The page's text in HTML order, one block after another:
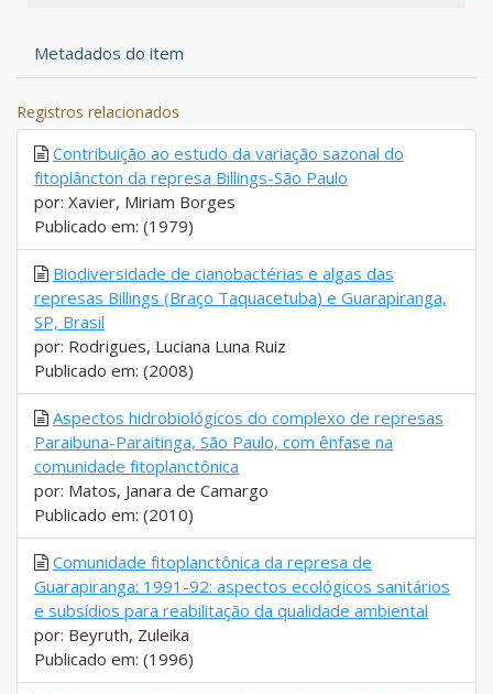
Metadados do item
Registros relacionados
Contribuição ao estudo da variação sazonal do
fitoplâncton da represa Billings-São Paulo
por: Xavier, Miriam Borges
Publicado em: (1979)
Biodiversidade de cianobactérias e algas das
represas Billings (Braço Taquacetuba) e Guarapiranga,
SP, Brasil
por: Rodrigues, Luciana Luna Ruiz
Publicado em: (2008)
Aspectos hidrobiológicos do complexo de represas
Paraibuna-Paraitinga, São Paulo, com ênfase na
comunidade fitoplanctônica
por: Matos, Janara de Camargo
Publicado em: (2010)
Comunidade fitoplanctônica da represa de
Guarapiranga: 1991-92: aspectos ecológicos sanitários
e subsídios para reabilitação da qualidade ambiental
por: Beyruth, Zuleika
Publicado em: (1996)